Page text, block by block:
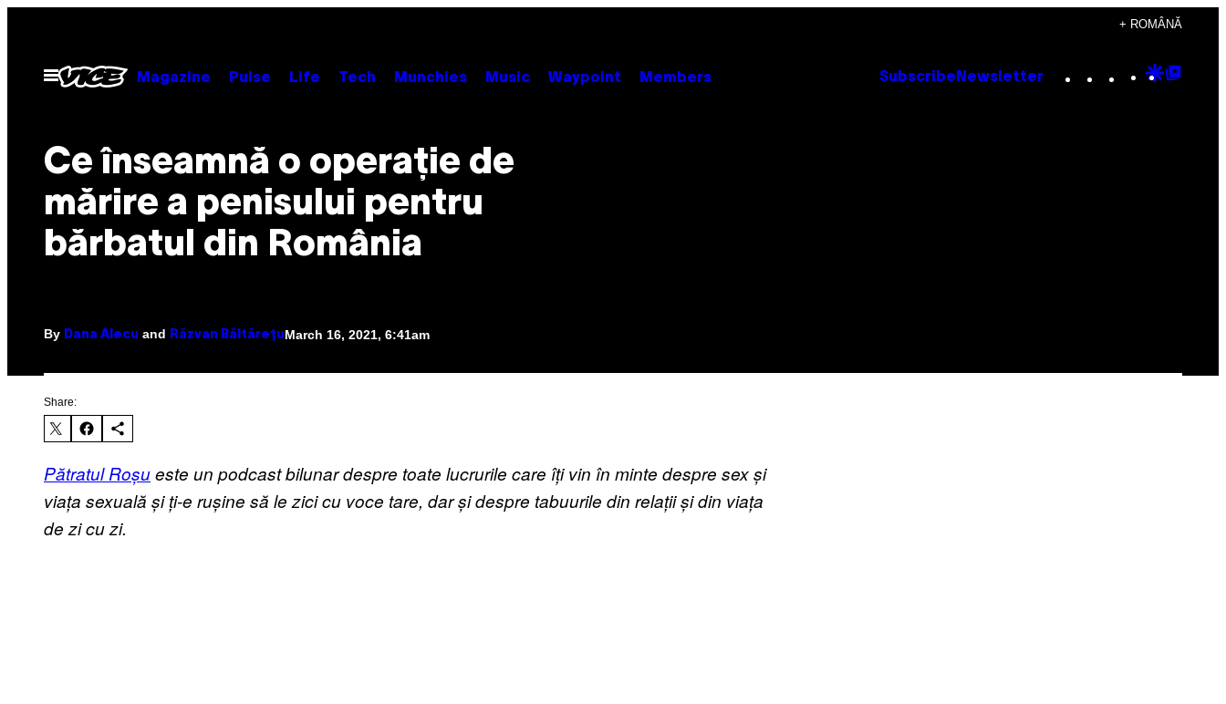
content
+ ROMÂNĂ
Open
Menu
Magazine Pulse Life Tech Munchies Music Waypoint Members Subscribe Newsletter Instagram
TikTok
YouTube
Google
Ce înseamnă o operație de
mărire a penisului pentru
bărbatul din România
By Dana Alecu and Răzvan Băltărețu March 16, 2021, 6:41am
Share:
Pătratul Roșueste un podcast bilunar despre toate lucrurile care îți vin în minte despre sex și
viața sexuală și ți-e rușine să le zici cu voce tare, dar și despre tabuurile din relații și din viața
de zi cu zi.